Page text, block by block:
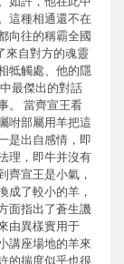
這種相通還不在
向往的稱霸全國
來自對方的魂靈
牴觸處、他的隱
最傑出的對話
。 當齊宣王看
咐部屬用羊把這
是出自感情，即
理，即牛并沒有
齊宣王是小氣，
成了較小的羊，
面指出了蒼生譏
由異樣實用于
講座場地的羊來